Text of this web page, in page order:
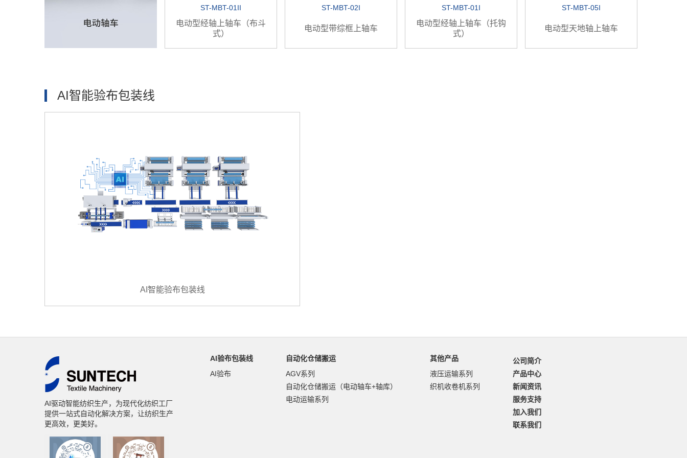
ST-MBT-01II
电动型经轴上轴车（布斗
式）
ST-MBT-02I
电动型带综框上轴车
ST-MBT-01I
电动型经轴上轴车（托钩
式）
ST-MBT-05I
电动型天地轴上轴车
AI智能验布包装线
AI智能验布包装线
AI驱动智能纺织生产，为现代化纺织工厂
提供一站式自动化解决方案，让纺织生产
更高效，更美好。
AI验布包装线
AI验布
自动化仓储搬运
AGV系列
自动化仓储搬运（电动轴车+轴库）
电动运输系列
其他产品
液压运输系列
织机收卷机系列
公司简介
产品中心
新闻资讯
服务支持
加入我们
联系我们